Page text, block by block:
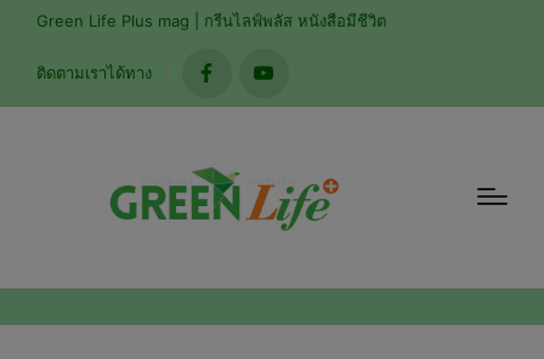
Green Life Plus mag | กรีนไลฟ์พลัส หนังสือมีชีวิต
ติดตามเราได้ทาง
facebookyoutube
modal-check